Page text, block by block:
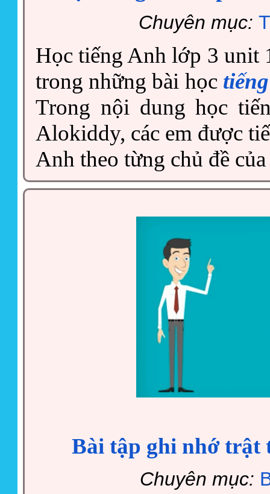
Chuyên mục:
Học tiếng Anh lớp 3 unit
trong những bài học
Trong nội dung học
Alokiddy, các em được
Anh theo từng chủ đề
Bài tập ghi nhớ trật
Chuyên mục: